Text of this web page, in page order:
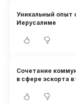
Уникальный опыт
Иерусалиме
Сочетание
в сфере эскорта